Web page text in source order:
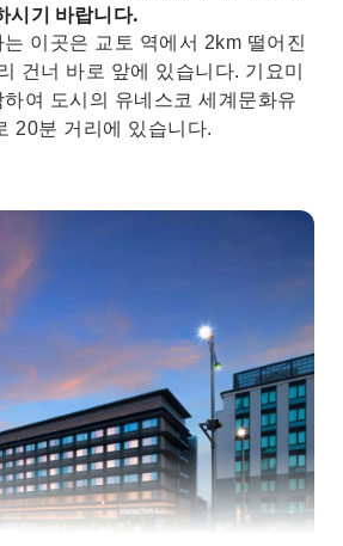
시기 바랍니다.
이곳은 교토 역에서 2km 떨어진
건너 바로 앞에 있습니다. 기요미
여 도시의 유네스코 세계문화유
20분 거리에 있습니다.